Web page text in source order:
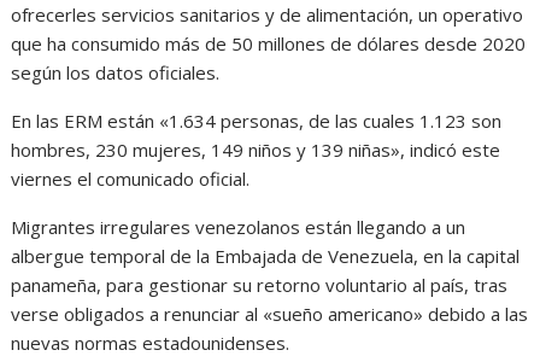
ofrecerles servicios sanitarios y de alimentación, un operativo
que ha consumido más de 50 millones de dólares desde 2020
según los datos oficiales.
En las ERM están «1.634 personas, de las cuales 1.123 son
hombres, 230 mujeres, 149 niños y 139 niñas», indicó este
viernes el comunicado oficial.
Migrantes irregulares venezolanos están llegando a un
albergue temporal de la Embajada de Venezuela, en la capital
panameña, para gestionar su retorno voluntario al país, tras
verse obligados a renunciar al «sueño americano» debido a las
nuevas normas estadounidenses.